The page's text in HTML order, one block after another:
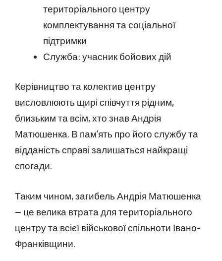
територіального центру
комплектування та соціальної
підтримки
Служба: учасник бойових дій
Керівництво та колектив центру
висловлюють щирі співчуття рідним,
близьким та всім, хто знав Андрія
Матюшенка. В пам’ять про його службу та
відданість справі залишаться найкращі
спогади.
Таким чином, загибель Андрія Матюшенка
— це велика втрата для територіального
центру та всієї військової спільноти Івано-
Франківщини.